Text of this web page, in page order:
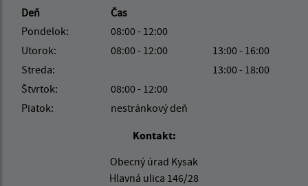
Deň
Čas
Pondelok:
08:00 - 12:00
Utorok:
08:00 - 12:00
13:00 - 16:00
Streda:
13:00 - 18:00
Štvrtok:
08:00 - 12:00
Piatok:
nestránkový deň
Kontakt:
Obecný úrad Kysak
Hlavná ulica 146/28